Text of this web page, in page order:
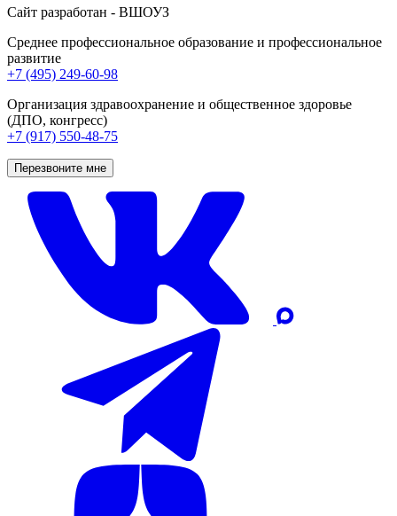
Сайт разработан - ВШОУЗ
Среднее профессиональное образование и профессиональное
развитие
+7 (495) 249-60-98
Организация здравоохранение и общественное здоровье
(ДПО, конгресс)
+7 (917) 550-48-75
Перезвоните мне